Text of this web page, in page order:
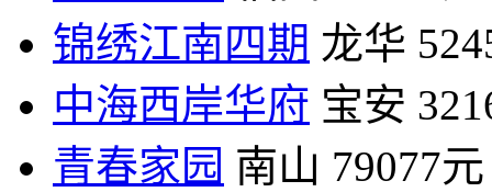
锦绣江南四期 龙华
中海西岸华府 宝安
青春家园 南山 79077元